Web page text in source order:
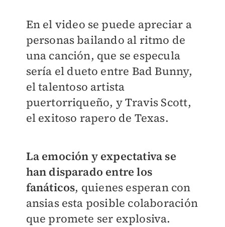
En el video se puede apreciar a
personas bailando al ritmo de
una canción, que se especula
sería el dueto entre Bad Bunny,
el talentoso artista
puertorriqueño, y Travis Scott,
el exitoso rapero de Texas.
La emoción y expectativa se
han disparado entre los
fanáticos, quienes esperan con
ansias esta posible colaboración
que promete ser explosiva.